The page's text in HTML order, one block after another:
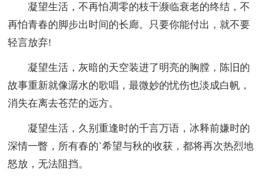
凝望生活，不再怕凋零的枝干濒临衰老的终结，不
再怕青春的脚步出时间的长廊。只要你能付出，就不要
轻言放弃!
凝望生活，灰暗的天空装进了明亮的胸膛，陈旧的
故事重新就像潺水的歌唱，最微妙的忧伤也淡成白帆，
消失在离去苍茫的远方。
凝望生活，久别重逢时的千言万语，冰释前嫌时的
深情一瞥，所有春的`希望与秋的收获，都将再次热烈地
怒放，无法阻挡。